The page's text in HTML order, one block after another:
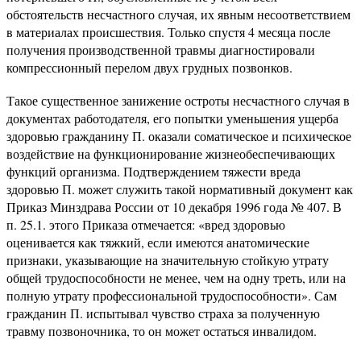
обстоятельств несчастного случая, их явным несоответствием
в материалах происшествия. Только спустя 4 месяца после
получения производственной травмы диагностировали
компрессионный перелом двух грудных позвонков.
Такое существенное занижение остроты несчастного случая в
документах работодателя, его попытки уменьшения ущерба
здоровью гражданину П. оказали соматическое и психическое
воздействие на функционирование жизнеобеспечивающих
функций организма. Подтверждением тяжести вреда
здоровью П. может служить такой нормативный документ как
Приказ Минздрава России от 10 декабря 1996 года № 407. В
п. 25.1. этого Приказа отмечается: «вред здоровью
оценивается как тяжкий, если имеются анатомические
признаки, указывающие на значительную стойкую утрату
общей трудоспособности не менее, чем на одну треть, или на
полную утрату профессиональной трудоспособности». Сам
гражданин П. испытывал чувство страха за полученную
травму позвоночника, то он может остаться инвалидом.